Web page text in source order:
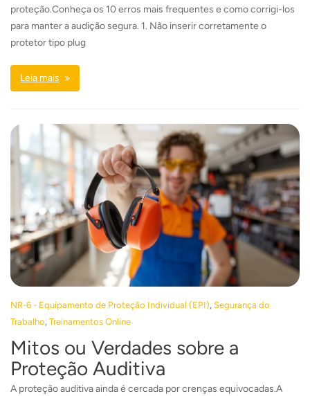
proteção.Conheça os 10 erros mais frequentes e como corrigi-los
para manter a audição segura. 1. Não inserir corretamente o
protetor tipo plug
Leia mais
NR-6 - Equipamento de Proteção Individual (EPI), Segurança do
Trabalho, Treinamentos Online
Mitos ou Verdades sobre a
Proteção Auditiva
A proteção auditiva ainda é cercada por crenças equivocadas.A